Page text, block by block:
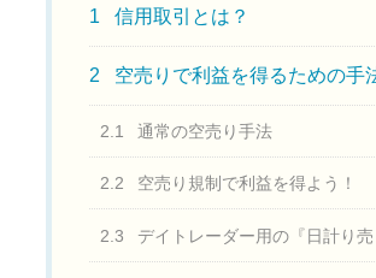
1 信用取引とは？
2 空売りで利益を得るための手
2.1 通常の空売り手法
2.2 空売り規制で利益を得よう！
2.3 デイトレーダー用の『日計り売